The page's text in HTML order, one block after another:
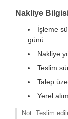
Nakliye
İşleme
günü
Nakliye
Teslim
Talep
Yerel
Not: Teslim